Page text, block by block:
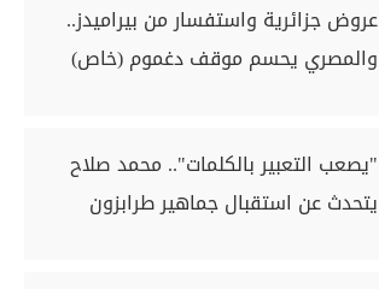
عروض جزائرية واستفسار من بيراميدز..
والمصري يحسم موقف دغموم (خاص)
"يصعب التعبير بالكلمات".. محمد صلاح
يتحدث عن استقبال جماهير طرابزون